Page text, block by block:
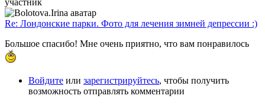
Re: Лондонские парки. Фото для лечения зимней депрессии :)
Большое спасибо! Мне очень приятно, что вам понравилось
Войдите или зарегистрируйтесь, чтобы получить
возможность отправлять комментарии